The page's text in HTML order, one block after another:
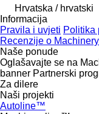
Hrvatska / hrvatski
Informacija
Pravila i uvjeti Politika
Recenzije o
Naše ponude
Oglašavajte se na
banner Partnerski
Za dilere
Naši projekti
Autoline™